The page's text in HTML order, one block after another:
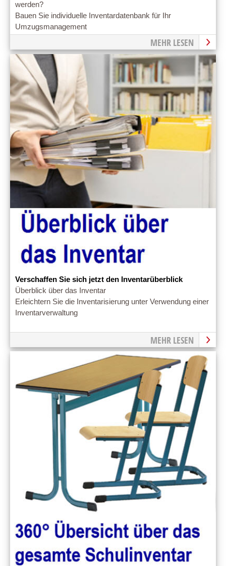
werden?
Bauen Sie individuelle Inventardatenbank für Ihr
Umzugsmanagement
MEHR LESEN
Verschaffen Sie sich jetzt den Inventarüberblick
Überblick über das Inventar
Erleichtern Sie die Inventarisierung unter Verwendung einer
Inventarverwaltung
MEHR LESEN